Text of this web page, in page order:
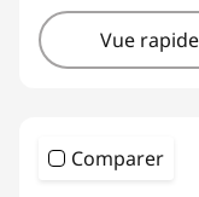
Vue rapide
Comparer